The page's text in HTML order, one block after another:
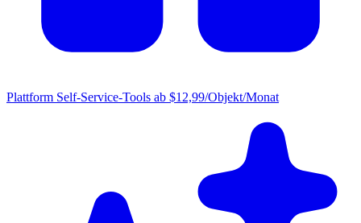
Plattform Self-Service-Tools ab $12,99/Objekt/Monat